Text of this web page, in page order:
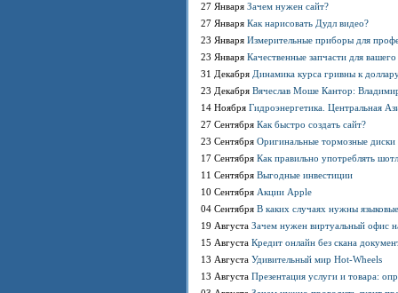
27 Января Зачем нужен сайт?
27 Января Как нарисовать Дудл видео?
23 Января Измерительные приборы для
23 Января Качественные запчасти для вашего
31 Декабря Динамика курса гривны к
23 Декабря Вячеслав Моше Кантор:
14 Ноября Гидроэнергетика. Центральная
27 Сентября Как быстро создать сайт?
23 Сентября Оригинальные тормозные диски
17 Сентября Как правильно употреблять
11 Сентября Выгодные инвестиции
10 Сентября Акции Apple
04 Сентября В каких случаях нужны
19 Августа Зачем нужен виртуальный офис
15 Августа Кредит онлайн без скана
13 Августа Удивительный мир Hot-Wheels
13 Августа Презентация услуги и товара: